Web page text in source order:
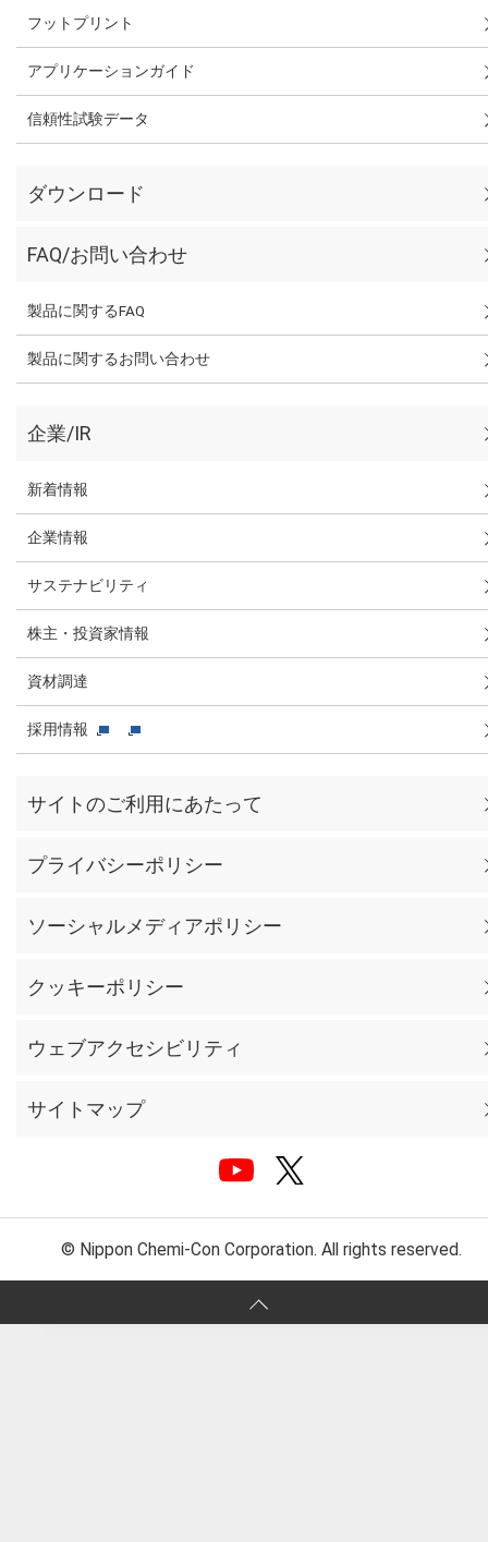
フットプリント
アプリケーションガイド
信頼性試験データ
ダウンロード
FAQ/お問い合わせ
製品に関するFAQ
製品に関するお問い合わせ
企業/IR
新着情報
企業情報
サステナビリティ
株主・投資家情報
資材調達
採用情報
サイトのご利用にあたって
プライバシーポリシー
ソーシャルメディアポリシー
クッキーポリシー
ウェブアクセシビリティ
サイトマップ
© Nippon Chemi-Con Corporation. All rights reserved.